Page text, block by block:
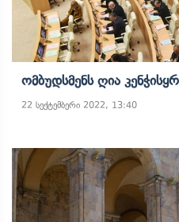
Ომბუდსმენს Ღია
22 სექტემბერი 2022, 13:40